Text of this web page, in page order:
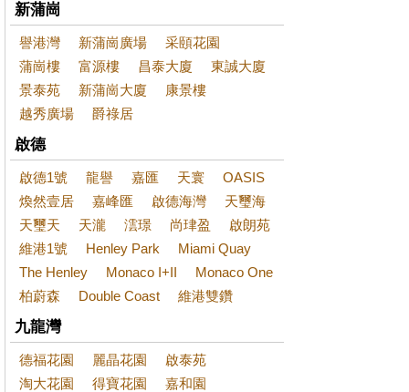
新蒲崗
譽港灣 新蒲崗廣場
采頤花園
蒲崗樓
富源樓 昌泰大廈
東誠大廈
景泰苑
新蒲崗大廈
康景樓
越秀廣場
爵祿居
啟德
啟德1號 龍譽 嘉匯 天寰
OASIS
煥然壹居
嘉峰匯 啟德海灣
天璽海
天璽天
天瀧 澐璟 尚珒盈
啟朗苑
維港1號
Henley Park
Miami Quay
The Henley
Monaco I+II
Monaco One
柏蔚森
Double Coast 維港雙鑽
九龍灣
德福花園 麗晶花園
啟泰苑
淘大花園
得寶花園 嘉和園